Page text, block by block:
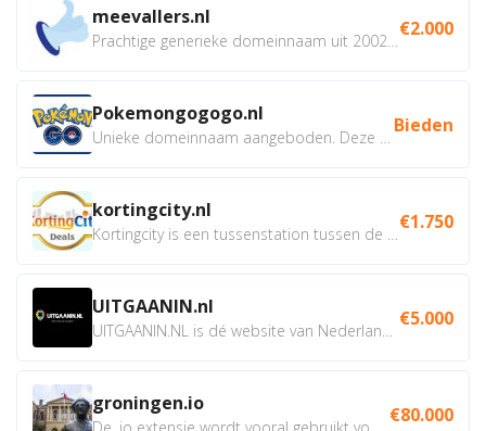
meevallers.nl €2.000
Pokemongogogo.nl Bieden
kortingcity.nl €1.750
UITGAANIN.nl €5.000
groningen.io €80.000